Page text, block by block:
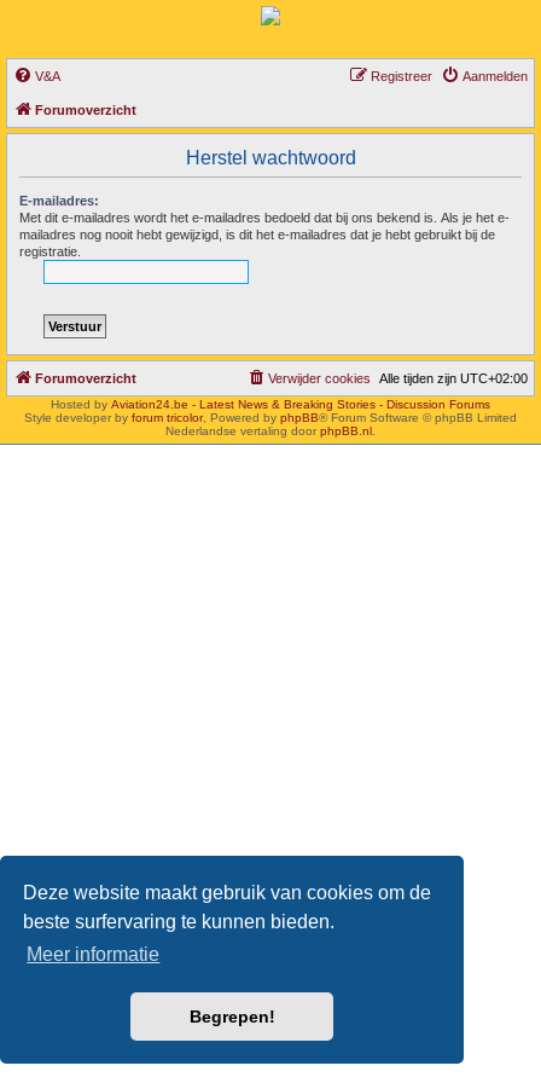
Deze website maakt gebruik van cookies om de
beste surfervaring te kunnen bieden.
Meer informatie
Begrepen!
V&A Aanmelden
Registreer
Forumoverzicht
Herstel wachtwoord
E-mailadres:
Met dit e-mailadres wordt het e-mailadres bedoeld dat bij ons bekend is. Als je het e-
mailadres nog nooit hebt gewijzigd, is dit het e-mailadres dat je hebt gebruikt bij de
registratie.
Forumoverzicht Alle tijden zijn UTC+02:00
Verwijder cookies
Hosted by Aviation24.be - Latest News & Breaking Stories - Discussion Forums
Style developer by forum tricolor, Powered by phpBB® Forum Software © phpBB Limited
Nederlandse vertaling doorphpBB.nl